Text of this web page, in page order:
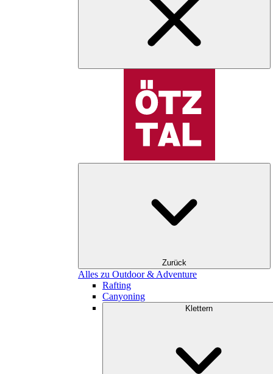
Zurück
Alles zu Outdoor & Adventure
Rafting
Canyoning
Klettern